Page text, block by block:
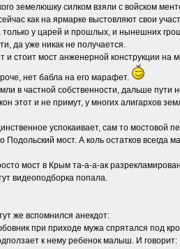
земелюшку силком взяли с войском
как на ярмарке выстовляют свои
только у царей и прошлых, и нынешних
да уже никак не получается.
и стоит мост анженерной конструкции на
нет бабла на его марафет.
в частной собственности, дальше пути
этот и не примут, у многих алигархов
успокаивает, сам то мостовой
Подольский мост. А коль остатков всегда
мост в Крым та-а-а-ак
видеоподборка попала.
же вспомнился анекдот:
при приходе мужа спрятался под
к нему ребенок малыш. И говорит: